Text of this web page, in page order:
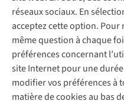
Vestes
Qu’est-ce que
de l’année ?
réseaux sociaux. En
acceptez cette option. Pour
même question à chaque
préférences concernant
site Internet pour une
modifier vos préférences à
matière de cookies au bas